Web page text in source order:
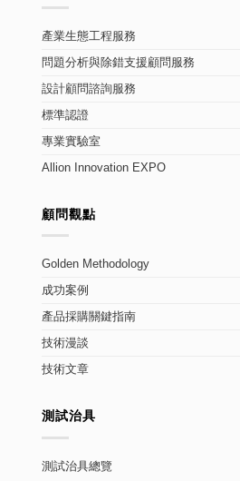
產業生態工程服務
問題分析與除錯支援顧問服務
設計顧問諮詢服務
標準認證
專業實驗室
Allion Innovation EXPO
顧問觀點
Golden Methodology
成功案例
產品採購關鍵指南
技術漫談
技術文章
測試治具
測試治具總覽